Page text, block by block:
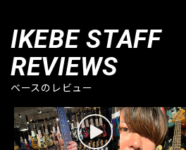
IKEBE STAFF
REVIEWS
ベースのレビュー